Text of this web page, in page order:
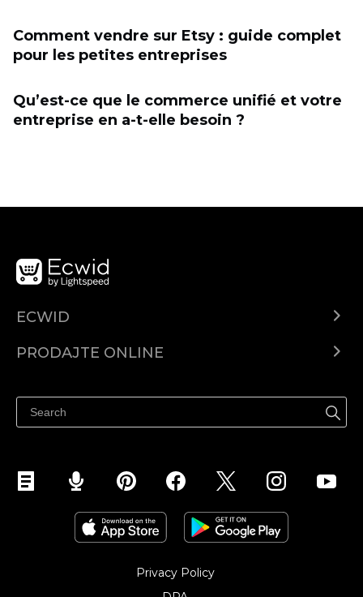
Comment vendre sur Etsy : guide complet
pour les petites entreprises
Qu’est-ce que le commerce unifié et votre
entreprise en a-t-elle besoin ?
ECWID
PRODAJTE ONLINE
Privacy Policy